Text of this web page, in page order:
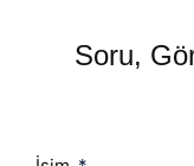
Soru,